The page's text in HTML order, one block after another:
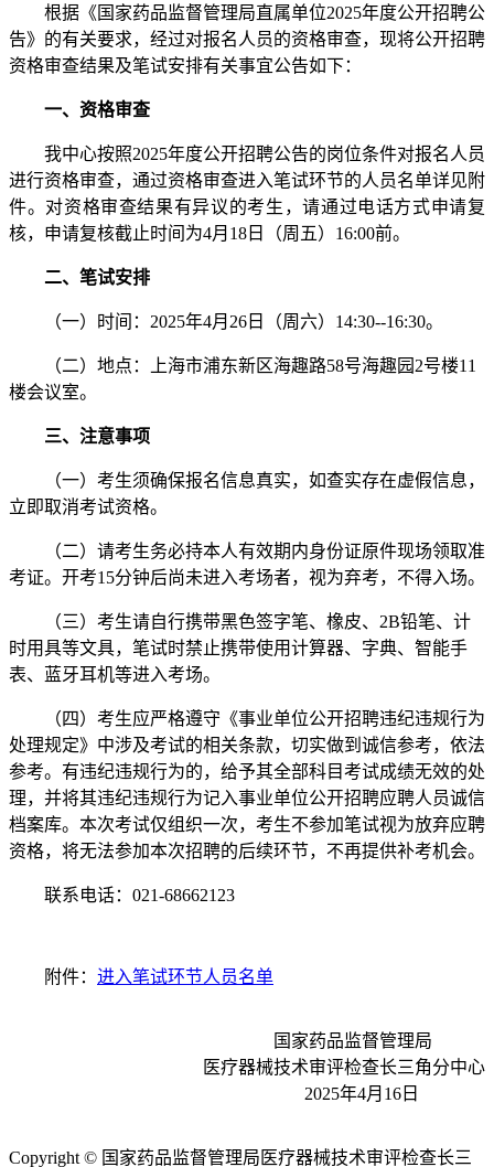
根据《国家药品监督管理局直属单位2025年度公开招聘公
告》的有关要求，经过对报名人员的资格审查，现将公开招聘
资格审查结果及笔试安排有关事宜公告如下：
一、资格审查
我中心按照2025年度公开招聘公告的岗位条件对报名人员
进行资格审查，通过资格审查进入笔试环节的人员名单详见附
件。对资格审查结果有异议的考生，请通过电话方式申请复
核，申请复核截止时间为4月18日（周五）16:00前。
二、笔试安排
（一）时间：2025年4月26日（周六）14:30--16:30。
（二）地点：上海市浦东新区海趣路58号海趣园2号楼11
楼会议室。
三、注意事项
（一）考生须确保报名信息真实，如查实存在虚假信息，
立即取消考试资格。
（二）请考生务必持本人有效期内身份证原件现场领取准
考证。开考15分钟后尚未进入考场者，视为弃考，不得入场。
（三）考生请自行携带黑色签字笔、橡皮、2B铅笔、计
时用具等文具，笔试时禁止携带使用计算器、字典、智能手
表、蓝牙耳机等进入考场。
（四）考生应严格遵守《事业单位公开招聘违纪违规行为
处理规定》中涉及考试的相关条款，切实做到诚信参考，依法
参考。有违纪违规行为的，给予其全部科目考试成绩无效的处
理，并将其违纪违规行为记入事业单位公开招聘应聘人员诚信
档案库。本次考试仅组织一次，考生不参加笔试视为放弃应聘
资格，将无法参加本次招聘的后续环节，不再提供补考机会。
联系电话：021-68662123
附件： 进入笔试环节人员名单
国家药品监督管理局
医疗器械技术审评检查长三角分中心
2025年4月16日
Copyright © 国家药品监督管理局医疗器械技术审评检查长三